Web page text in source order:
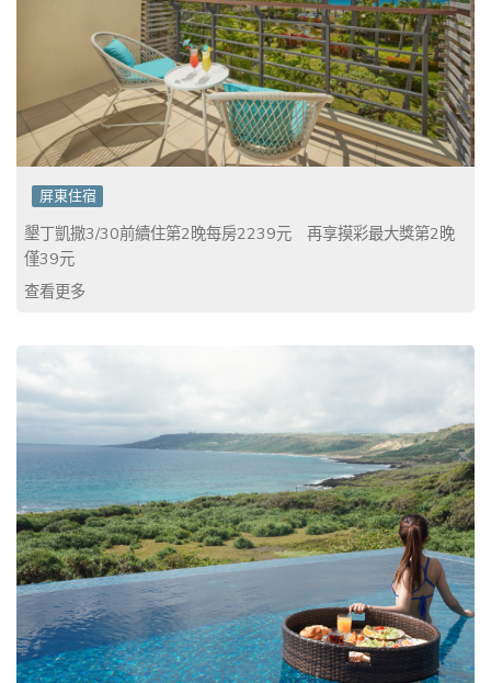
屏東住宿
墾丁凱撒3/30前續住第2晚每房2239元 再享摸彩最大獎第2晚
僅39元
查看更多